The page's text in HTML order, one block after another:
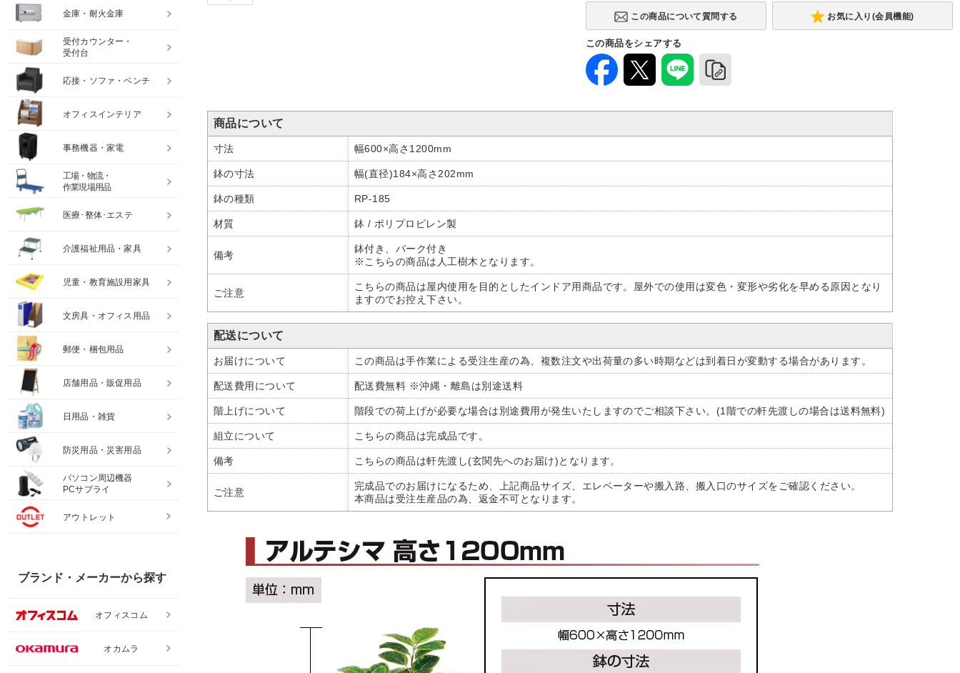
お気に入り(会員機能)
この商品をシェアする
商品について
寸法 幅600×高さ1200mm
鉢の寸法 幅(直径)184×高さ202mm
鉢の種類 RP-185
材質 鉢 / ポリプロピレン製
備考
鉢付き、バーク付き
※こちらの商品は人工樹木となります。
ご注意
こちらの商品は屋内使用を目的としたインドア用商品です。屋外での使用は変色・変形や劣化を早める原因となり
ますのでお控え下さい。
配送について
お届けについて この商品は手作業による受注生産の為、複数注文や出荷量の多い時期などは到着日が変動する場合があります。
配送費用について 配送費無料 ※沖縄・離島は別途送料
階上げについて 階段での荷上げが必要な場合は別途費用が発生いたしますのでご相談下さい。(1階での軒先渡しの場合は送料無料)
組立について こちらの商品は完成品です。
備考 こちらの商品は軒先渡し(玄関先へのお届け)となります。
ご注意
完成品でのお届けになるため、上記商品サイズ、エレベーターや搬入路、搬入口のサイズをご確認ください。
本商品は受注生産品の為、返金不可となります。
金庫・耐火金庫
受付カウンター・
受付台
応接・ソファ・ベンチ
オフィスインテリア
事務機器・家電
工場・物流・
作業現場用品
医療･整体･エステ
介護福祉用品・家具
児童・教育施設用家具
文房具・オフィス用品
郵便・梱包用品
店舗用品・販促用品
日用品・雑貨
防災用品・災害用品
パソコン周辺機器
PCサプライ
アウトレット
ブランド・メーカーから探す
オフィスコム
オカムラ